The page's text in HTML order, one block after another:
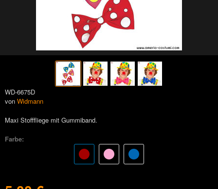
WD-6675D
von Widmann
Maxi Stofffliege mit Gummiband.
Farbe: